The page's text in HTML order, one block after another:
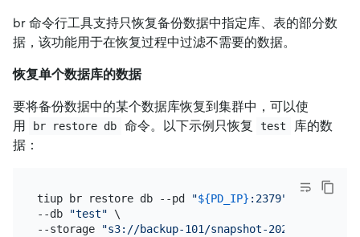
br 命令行工具支持只恢复备份数据中指定库、表的部分数
据，该功能用于在恢复过程中过滤不需要的数据。
恢复单个数据库的数据
要将备份数据中的某个数据库恢复到集群中，可以使
用
br restore db 命令。以下示例只恢复 test
库的数
据：
tiup br restore db --pd "${PD_IP} :2379"
--db
"test" \
--storage
"s3://backup-101/snapshot-